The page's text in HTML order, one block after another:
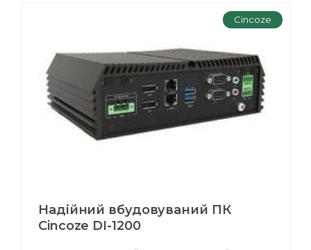
Cincoze
Надійний вбудовуваний ПК
Cincoze DI-1200